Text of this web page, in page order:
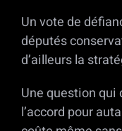
Un vote de
députés
d’ailleurs la
Une question qui
l’accord pour